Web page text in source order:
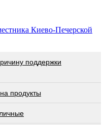
Киево-Печерской
поддержки
продукты